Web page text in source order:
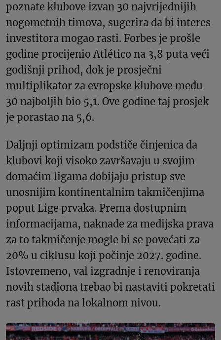
poznate klubove izvan 30 najvrijednijih
nogometnih timova, sugerira da bi interes
investitora mogao rasti. Forbes je prošle
godine procijenio Atlético na 3,8 puta veći
godišnji prihod, dok je prosječni
multiplikator za evropske klubove među
30 najboljih bio 5,1. Ove godine taj prosjek
je porastao na 5,6.
Daljnji optimizam podstiče činjenica da
klubovi koji visoko završavaju u svojim
domaćim ligama dobijaju pristup sve
unosnijim kontinentalnim takmičenjima
poput Lige prvaka. Prema dostupnim
informacijama, naknade za medijska prava
za to takmičenje mogle bi se povećati za
20% u ciklusu koji počinje 2027. godine.
Istovremeno, val izgradnje i renoviranja
novih stadiona trebao bi nastaviti pokretati
rast prihoda na lokalnom nivou.